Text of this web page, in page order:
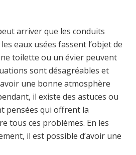
arriver que les conduits
eaux usées fassent l’objet de
toilette ou un évier peuvent
sont désagréables et
une bonne atmosphère
il existe des astuces ou
pensées qui offrent la
tous ces problèmes. En les
il est possible d’avoir une